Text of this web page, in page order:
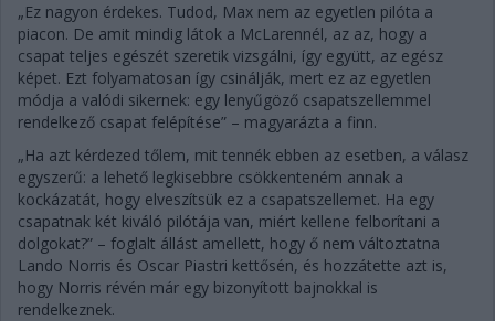
„Ez nagyon érdekes. Tudod, Max nem az egyetlen pilóta a
piacon. De amit mindig látok a McLarennél, az az, hogy a
csapat teljes egészét szeretik vizsgálni, így együtt, az egész
képet. Ezt folyamatosan így csinálják, mert ez az egyetlen
módja a valódi sikernek: egy lenyűgöző csapatszellemmel
rendelkező csapat felépítése” – magyarázta a finn.
„Ha azt kérdezed tőlem, mit tennék ebben az esetben, a válasz
egyszerű: a lehető legkisebbre csökkenteném annak a
kockázatát, hogy elveszítsük ez a csapatszellemet. Ha egy
csapatnak két kiváló pilótája van, miért kellene felborítani a
dolgokat?” – foglalt állást amellett, hogy ő nem változtatna
Lando Norris és Oscar Piastri kettősén, és hozzátette azt is,
hogy Norris révén már egy bizonyított bajnokkal is
rendelkeznek.